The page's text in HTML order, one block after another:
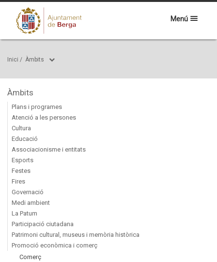
Menú
Inici / Àmbits
Àmbits
Plans i programes
Atenció a les persones
Cultura
Educació
Associacionisme i entitats
Esports
Festes
Fires
Governació
Medi ambient
La Patum
Participació ciutadana
Patrimoni cultural, museus i memòria històrica
Promoció econòmica i comerç
Comerç